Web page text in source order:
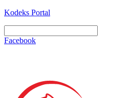
Kodeks Portal
Facebook